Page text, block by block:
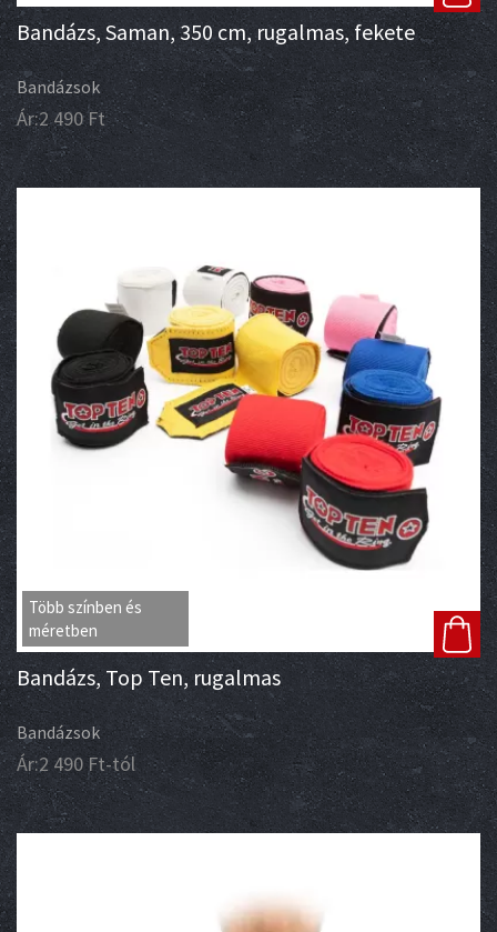
Bandázs, Saman, 350 cm, rugalmas, fekete
Bandázsok
Ár:2 490Ft
Több színben és
méretben
Bandázs, Top Ten, rugalmas
Bandázsok
Ár:2 490Ft-tól